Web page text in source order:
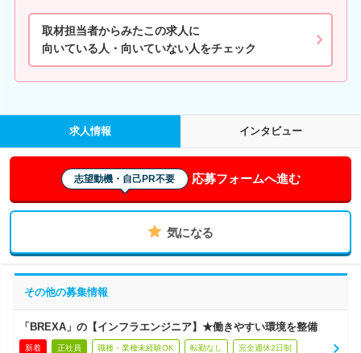
取材担当者からみたこの求人に
向いている人・向いていない人をチェック
求人情報 インタビュー
志望動機・自己PR不要 応募フォームへ進む
気になる
その他の募集情報
「BREXA」の【インフラエンジニア】★働きやすい環境を整備
新着 正社員 職種・業種未経験OK 転勤なし 完全週休2日制